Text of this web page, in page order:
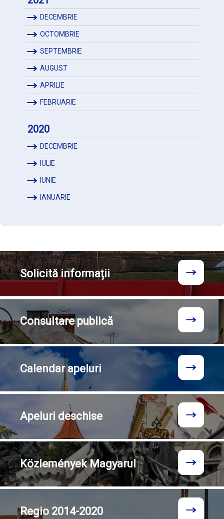
DECEMBRIE
OCTOMBRIE
SEPTEMBRIE
AUGUST
APRILIE
FEBRUARIE
2020
DECEMBRIE
IULIE
IUNIE
IANUARIE
Solicităinformații
Consultarepublică
Calendarapeluri
Apeluri deschise
KözleményekMagyarul
Regio 2014-2020